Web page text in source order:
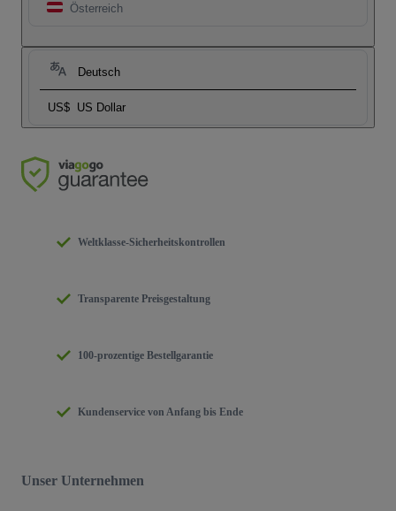
Österreich
Deutsch
US$ US Dollar
Weltklasse-Sicherheitskontrollen
Transparente Preisgestaltung
100-prozentige Bestellgarantie
Kundenservice von Anfang bis Ende
Unser Unternehmen